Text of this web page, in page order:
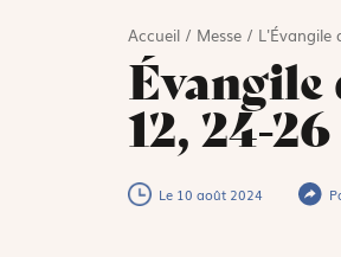
Accueil/ Messe/ L'Évangile
Évangile
12, 24-26
Le 10 août 2024